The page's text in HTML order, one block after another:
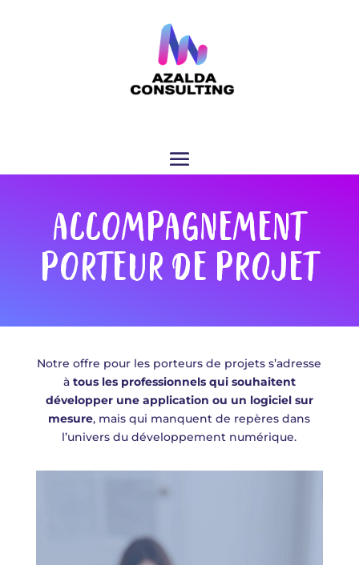
ACCOMPAGNEMENT
PORTEUR DE PROJET
Notre offre pour les porteurs de projets s’adresse
à tous les professionnels qui souhaitent
développer une application ou un logiciel sur
mesure, mais qui manquent de repères dans
l’univers du développement numérique.